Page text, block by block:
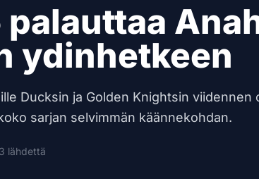
palauttaa
ydinhetkeen
Ducksin ja Golden Knightsin viidennen
sarjan selvimmän käännekohdan.
3 lähdettä